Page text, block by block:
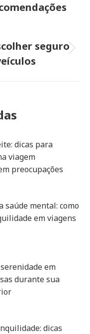
seguro
dicas para
viagem
preocupações
saúde mental: como
em viagens
em
durante sua
dicas